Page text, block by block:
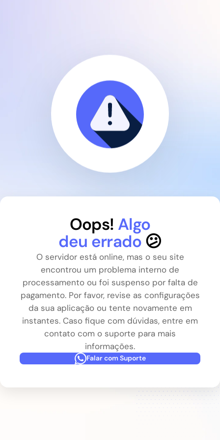
Oops! Algo
deu errado 😕
O servidor está online, mas o seu site
encontrou um problema interno de
processamento ou foi suspenso por falta de
pagamento. Por favor, revise as configurações
da sua aplicação ou tente novamente em
instantes. Caso fique com dúvidas, entre em
contato com o suporte para mais
informações.
Falar com Suporte